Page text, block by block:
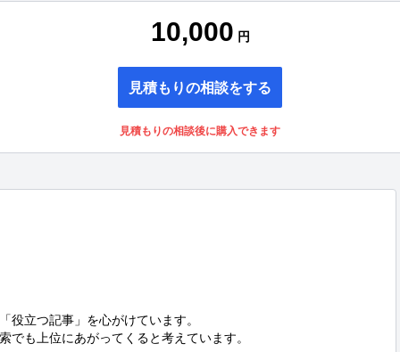
10,000 円
見積もりの相談をする
見積もりの相談後に購入できます
役立つ記事」を心がけています。
でも上位にあがってくると考えています。